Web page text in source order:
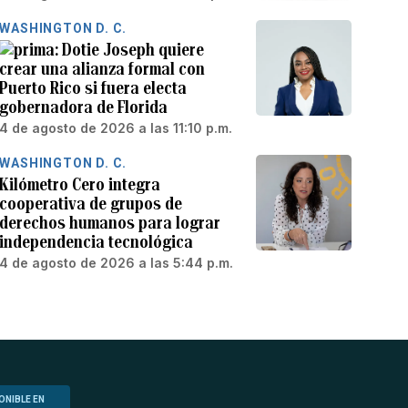
WASHINGTON D. C.
Dotie Joseph quiere
crear una alianza formal con
Puerto Rico si fuera electa
gobernadora de Florida
4 de agosto de 2026 a las 11:10 p.m.
WASHINGTON D. C.
Kilómetro Cero integra
cooperativa de grupos de
derechos humanos para lograr
independencia tecnológica
4 de agosto de 2026 a las 5:44 p.m.
EN